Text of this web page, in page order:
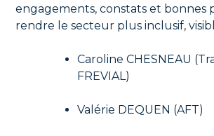
engagements, constats et bonnes
rendre le secteur plus inclusif,
Caroline CHESNEAU
FREVIAL)
Valérie DEQUEN (AFT)